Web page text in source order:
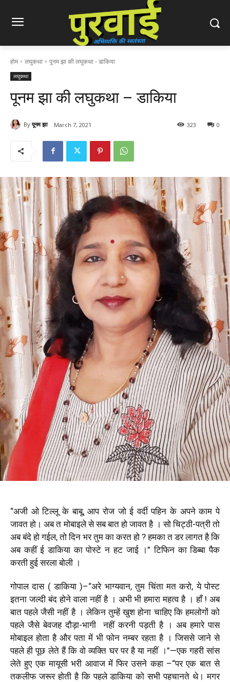
होम लघुकथा पूनम झा की लघुकथा - डाकिया
लघुकथा
पूनम झा की लघुकथा – डाकिया
By पूनम झा March 7, 2021 0
323
“अजी ओ टिल्लू के बाबू, आप रोज जो ई वर्दी पहिन के अपने काम पे
जावत हो। अब त मोबाइले से सब बात हो जावत है । सो चिट्ठी-पत्री तो
अब बंदे हो गईल, तो दिन भर तुम का करत हो ? हमका त डर लागत है कि
अब कहीं ई डाकिया का पोस्टे न हट जाई ।” टिफिन का डिब्बा पैक
करती हुई सरला बोली ।
गोपाल दास ( डाकिया )–“अरे भाग्यवान, तुम चिंता मत करो, ये पोस्ट
इतना जल्दी बंद होने वाला नहीं है । अभी भी हमारा महत्व है । हाँ ! अब
बात पहले जैसी नहीं है । लेकिन तुम्हें खुश होना चाहिए कि हमलोगों को
पहले जैसे बेवजह दौड़ा-भागी नहीं करनी पड़ती है । अब हमारे पास
मोबाइल होता है और पता में भी फोन नम्बर रहता है । जिससे जाने से
पहले ही पूछ लेते हैं कि वो व्यक्ति घर पर है या नहीं ।”—एक गहरी सांस
लेते हुए एक मायूसी भरी आवाज में फिर उसने कहा –“पर एक बात से
तकलीफ जरूर होती है कि पहले डाकिया को सभी पहचानते थे। मगर